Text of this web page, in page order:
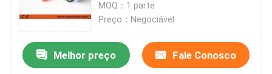
notícias
Cabo paciente de ECG
MOQ：1 parte
Preço：Negociável
Melhor preço Fale Conosco